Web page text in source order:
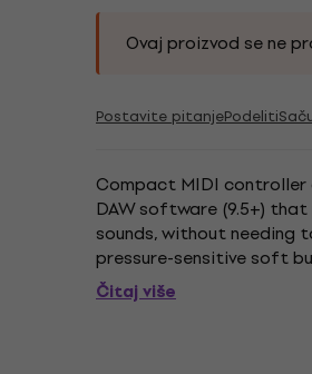
Ovaj proizvod se ne
Postavite pitanjePodeliti
Compact MIDI
DAW software (9.5+)
sounds, without
pressure-sensitive soft
buttons, central LED
Čitaj više